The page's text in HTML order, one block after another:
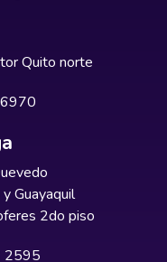
Quito norte
Guayaquil
2do piso
2595